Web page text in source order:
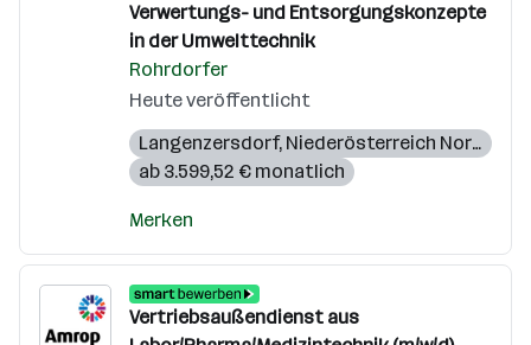
Verwertungs- und Entsorgungskonzepte
in der Umwelttechnik
Rohrdorfer
Heute veröffentlicht
Langenzersdorf, Niederösterreich Nord ,Wien
ab 3.599,52 € monatlich
Merken
Vertriebsaußendienst aus